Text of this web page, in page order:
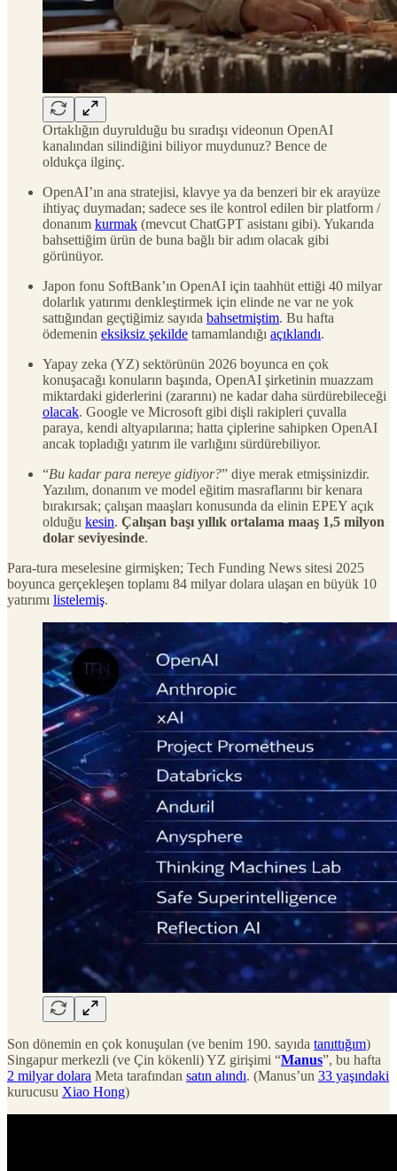
Ortaklığın duyrulduğu bu sıradışı videonun OpenAI
kanalından silindiğini biliyor muydunuz? Bence de
oldukça ilginç.
OpenAI’ın ana stratejisi, klavye ya da benzeri bir ek arayüze
ihtiyaç duymadan; sadece ses ile kontrol edilen bir platform /
donanım kurmak (mevcut ChatGPT asistanı gibi). Yukarıda
bahsettiğim ürün de buna bağlı bir adım olacak gibi
görünüyor.
Japon fonu SoftBank’ın OpenAI için taahhüt ettiği 40 milyar
dolarlık yatırımı denkleştirmek için elinde ne var ne yok
sattığından geçtiğimiz sayıda bahsetmiştim. Bu hafta
ödemenin eksiksiz şekilde tamamlandığı açıklandı.
Yapay zeka (YZ) sektörünün 2026 boyunca en çok
konuşacağı konuların başında, OpenAI şirketinin muazzam
miktardaki giderlerini (zararını) ne kadar daha sürdürebileceği
olacak. Google ve Microsoft gibi dişli rakipleri çuvalla
paraya, kendi altyapılarına; hatta çiplerine sahipken OpenAI
ancak topladığı yatırım ile varlığını sürdürebiliyor.
“Bu kadar para nereye gidiyor?” diye merak etmişsinizdir.
Yazılım, donanım ve model eğitim masraflarını bir kenara
bırakırsak; çalışan maaşları konusunda da elinin EPEY açık
olduğu kesin. Çalışan başı yıllık ortalama maaş 1,5 milyon
dolar seviyesinde.
Para-tura meselesine girmişken; Tech Funding News sitesi 2025
boyunca gerçekleşen toplamı 84 milyar dolara ulaşan en büyük 10
yatırımı listelemiş.
Son dönemin en çok konuşulan (ve benim 190. sayıda tanıttığım)
Singapur merkezli (ve Çin kökenli) YZ girişimi “Manus”, bu hafta
2 milyar dolara Meta tarafından satın alındı. (Manus’un 33 yaşındaki
kurucusu Xiao Hong)